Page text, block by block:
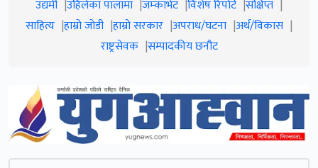
उद्यमी उहिलेका पालामा जम्काभेट विशेष रिपोर्ट संक्षिप्त
साहित्य हाम्रो जाेडी हाम्रो सरकार अपराध/घटना अर्थ/विकास
राष्ट्रसेवक सम्पादकीय छनौट